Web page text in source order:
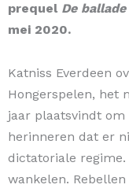
prequel De
mei 2020.
Katniss Everdeen
Hongerspelen, het
jaar plaatsvindt om
herinneren dat er
dictatoriale
wankelen.